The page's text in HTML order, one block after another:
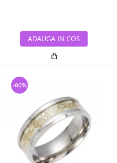
ADAUGA IN COS
-60%